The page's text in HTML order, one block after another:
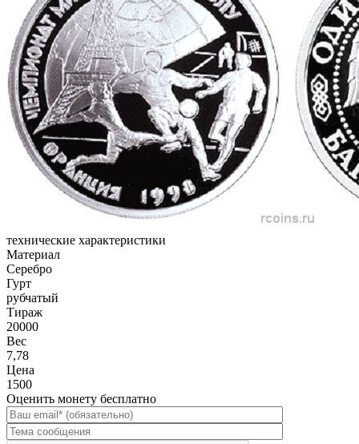
технические характеристики
Материал
Серебро
Гурт
рубчатый
Тираж
20000
Вес
7,78
Цена
1500
Оценить монету бесплатно